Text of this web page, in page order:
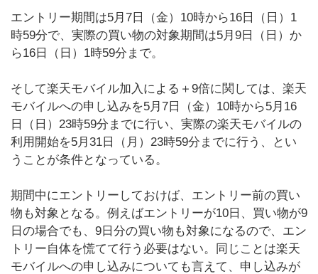
エントリー期間は5月7日（金）10時から16日（日）1
時59分で、実際の買い物の対象期間は5月9日（日）か
ら16日（日）1時59分まで。
そして楽天モバイル加入による＋9倍に関しては、楽天
モバイルへの申し込みを5月7日（金）10時から5月16
日（日）23時59分までに行い、実際の楽天モバイルの
利用開始を5月31日（月）23時59分までに行う、とい
うことが条件となっている。
期間中にエントリーしておけば、エントリー前の買い
物も対象となる。例えばエントリーが10日、買い物が9
日の場合でも、9日分の買い物も対象になるので、エン
トリー自体を慌てて行う必要はない。同じことは楽天
モバイルへの申し込みについても言えて、申し込みが